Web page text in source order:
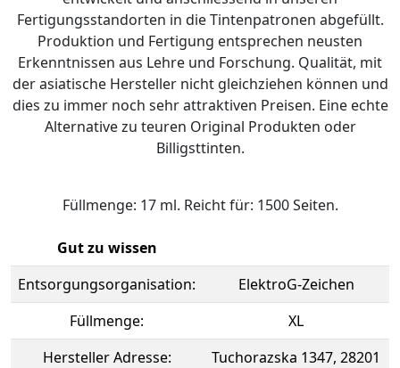
Fertigungsstandorten in die Tintenpatronen abgefüllt.
Produktion und Fertigung entsprechen neusten
Erkenntnissen aus Lehre und Forschung. Qualität, mit
der asiatische Hersteller nicht gleichziehen können und
dies zu immer noch sehr attraktiven Preisen. Eine echte
Alternative zu teuren Original Produkten oder
Billigsttinten.
Füllmenge: 17 ml. Reicht für: 1500 Seiten.
Gut zu wissen
Entsorgungsorganisation:
ElektroG-Zeichen
Füllmenge:
XL
Hersteller Adresse:
Tuchorazska 1347, 28201